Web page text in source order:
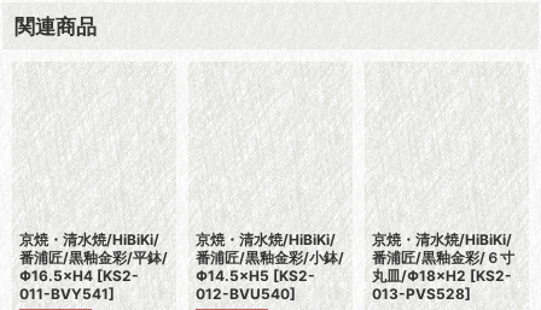
関連商品
京焼・清水焼/HiBiKi/
番浦匠/黒釉金彩/平鉢/
Φ16.5×H4 [KS2-
011-BVY541]
京焼・清水焼/HiBiKi/
番浦匠/黒釉金彩/小鉢/
Φ14.5×H5 [KS2-
012-BVU540]
京焼・清水焼/HiBiKi/
番浦匠/黒釉金彩/６寸
丸皿/Φ18×H2 [KS2-
013-PVS528]